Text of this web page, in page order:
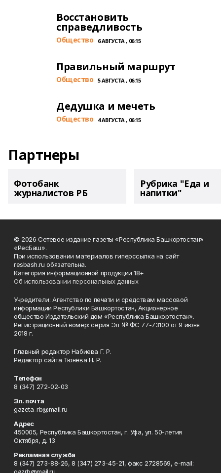
Восстановить
справедливость
Общество 6 АВГУСТА , 06:15
Правильный маршрут
Общество 5 АВГУСТА , 06:15
Дедушка и мечеть
Общество 4 АВГУСТА , 06:15
Партнеры
Фотобанк
журналистов РБ
Рубрика "Еда и
напитки"
© 2026 Сетевое издание газеты «Республика Башкортостан»
«РесБаш».
При использовании материалов гиперссылка на сайт
resbash.ru обязательна.
Категория информационной продукции 18+
Об использовании персональных данных
Учредители: Агентство по печати и средствам массовой
информации Республики Башкортостан, Акционерное
общество Издательский дом «Республика Башкортостан».
Регистрационный номер: серия Эл № ФС 77-73100 от 9 июня
2018 г.
Главный редактор Набиева Г. Р.
Редактор сайта Тюнёва Н. Р.
Телефон
8 (347) 272-02-03
Эл. почта
gazeta_rb@mail.ru
Адрес
450005, Республика Башкортостан, г. Уфа, ул. 50-летия
Октября, д. 13
Рекламная служба
8 (347) 273-88-26, 8 (347) 273-45-21, факс 2728569, e-mail: